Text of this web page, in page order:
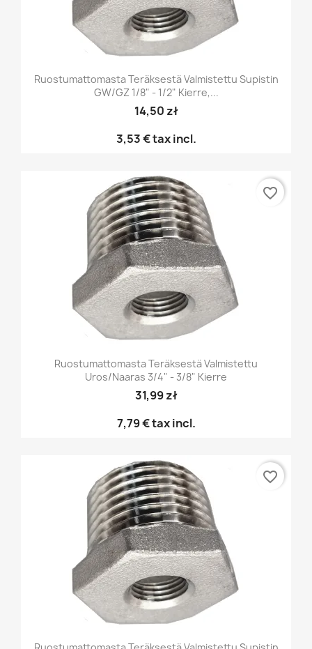
Ruostumattomasta Teräksestä Valmistettu Supistin
GW/GZ 1/8" - 1/2" Kierre,...
14,50 zł
3,53 €tax incl.
Ruostumattomasta Teräksestä Valmistettu
Uros/naaras 3/4" - 3/8" Kierre
31,99 zł
7,79 €tax incl.
favorite_border
favorite_border